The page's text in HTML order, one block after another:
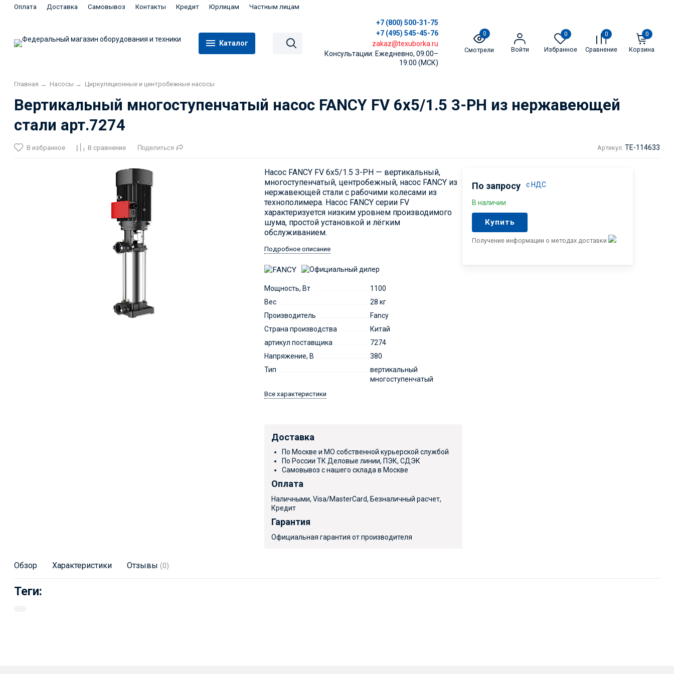
Оплата Доставка Самовывоз Контакты Кредит Юрлицам Частным лицам
Каталог
+7 (800) 500-31-75
+7 (495) 545-45-76
zakaz@texuborka.ru
Консультации: Ежедневно, 09:00–
19:00 (МСК)
0
Смотрели Войти
0
Избранное
0
Сравнение
0
Корзина
Главная → Насосы → Циркуляционные и центробежные насосы
Вертикальный многоступенчатый насос FANCY FV 6x5/1.5 3-PH из нержавеющей
стали арт.7274
В избранное В сравнение Поделиться Артикул: TE-114633
Насос FANCY FV 6x5/1.5 3-PH — вертикальный,
многоступенчатый, центробежный, насос FANCY из
нержавеющей стали с рабочими колесами из
технополимера. Насос FANCY серии FV
характеризуется низким уровнем производимого
шума, простой установкой и лёгким
обслуживанием.
Подробное описание
Мощность, Вт
1100
Вес
28 кг
Производитель
Fancy
Страна производства
Китай
артикул поставщика
7274
Напряжение, В
380
Тип
вертикальный
многоступенчатый
Все характеристики
По запросу с НДС
В наличии
Купить
Получение информации о методах доставки
Доставка
По Москве и МО собственной курьерской службой
По России ТК Деловые линии, ПЭК, СДЭК
Самовывоз с нашего склада в Москве
Оплата
Наличными, Visa/MasterCard, Безналичный расчет,
Кредит
Гарантия
Официальная гарантия от производителя
Обзор Характеристики Отзывы (0)
Теги: